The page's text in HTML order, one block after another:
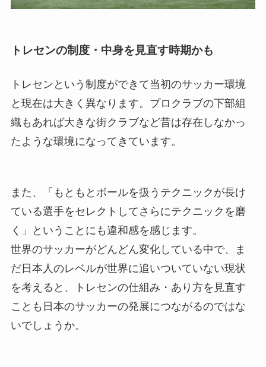
トレセンの制度・中身を見直す時期かも
トレセンという制度ができて当初のサッカー環境
と現在は大きく異なります。プロクラブの下部組
織もあれば大きな街クラブなど昔は存在しなかっ
たような環境になってきています。
また、「もともとボールを扱うテクニックが長け
ている選手をセレクトしてさらにテクニックを磨
く」ということにも違和感を感じます。
世界のサッカーがどんどん変化している中で、ま
だ日本人のレベルが世界に追いついていない現状
を考えると、トレセンの仕組み・あり方を見直す
ことも日本のサッカーの発展につながるのではな
いでしょうか。